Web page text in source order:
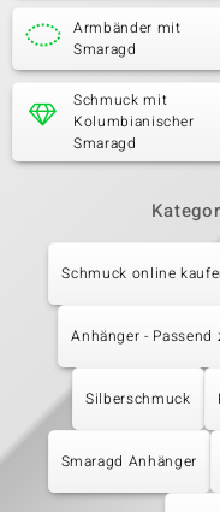
Armbänder mit
Smaragd
Schmuck mit
Kolumbianischer
Smaragd
Schmuck online
Anhänger - Passend
Silberschmuck
Smaragd Anhänger